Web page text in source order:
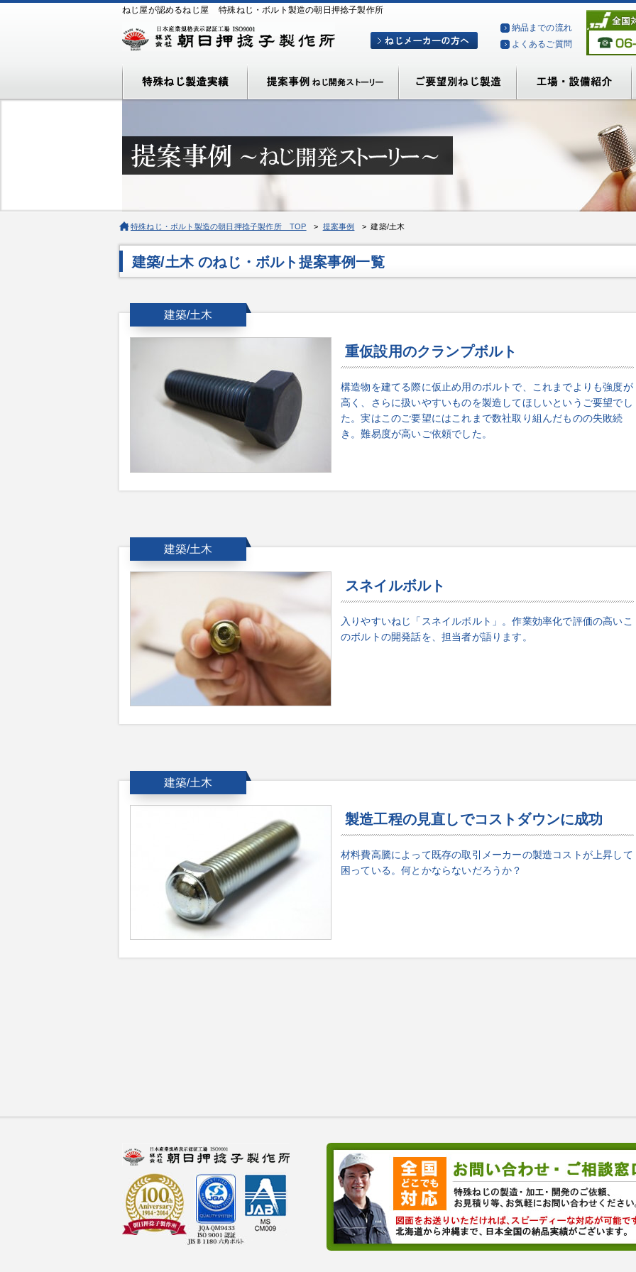
ねじ屋が認めるねじ屋
特殊ねじ・ボルト製造の朝日押捻子製作所
納品までの流れ
よくあるご質問
特殊ねじ・ボルト製造の朝日押捻子製作所 TOP > 提案事例 > 建築/土木
建築/土木 のねじ・ボルト提案事例一覧
建築/土木
重仮設用のクランプボルト
構造物を建てる際に仮止め用のボルトで、これまでよりも強度が
高く、さらに扱いやすいものを製造してほしいというご要望でし
た。実はこのご要望にはこれまで数社取り組んだものの失敗続
き。難易度が高いご依頼でした。
建築/土木
スネイルボルト
入りやすいねじ「スネイルボルト」。作業効率化で評価の高いこ
のボルトの開発話を、担当者が語ります。
建築/土木
製造工程の見直しでコストダウンに成功
材料費高騰によって既存の取引メーカーの製造コストが上昇して
困っている。何とかならないだろうか？